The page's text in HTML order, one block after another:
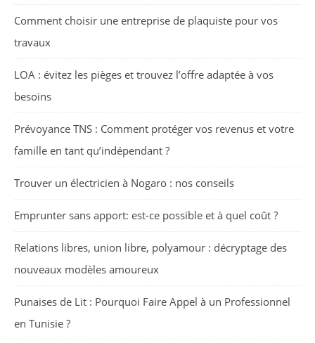
Comment choisir une entreprise de plaquiste pour vos
travaux
LOA : évitez les pièges et trouvez l’offre adaptée à vos
besoins
Prévoyance TNS : Comment protéger vos revenus et votre
famille en tant qu’indépendant ?
Trouver un électricien à Nogaro : nos conseils
Emprunter sans apport: est-ce possible et à quel coût ?
Relations libres, union libre, polyamour : décryptage des
nouveaux modèles amoureux
Punaises de Lit : Pourquoi Faire Appel à un Professionnel
en Tunisie ?